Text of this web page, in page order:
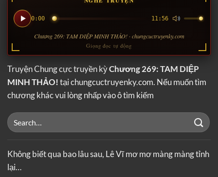
0:00 11:56
Chương 269: TAM DIỆP MINH THẢO! · chungcuctruyenky.com
Giọng đọc tự động
Truyện Chung cực truyền kỳChương 269: TAM DIỆP
MINH THẢO!tại chungcuctruyenky.com. Nếu muốn tìm
chương khác vui lòng nhấp vào ô tìm kiếm
Không biết qua bao lâu sau, Lê Vĩ mơ mơ màng màng tỉnh
lại…